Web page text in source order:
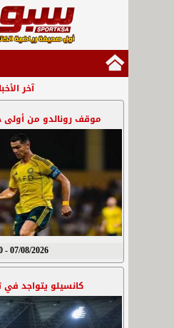
آخر
موقف رونالدو من
07/08/2026 - 8:50 م
كانسيلو يتواجد في